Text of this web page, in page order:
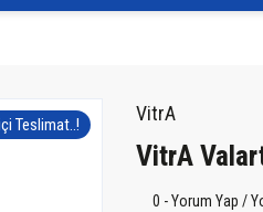
Teslimat..! VitrA
VitrA
0 - Yorum Yap /